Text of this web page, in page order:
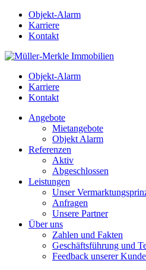
Objekt-Alarm
Karriere
Kontakt
Objekt-Alarm
Karriere
Kontakt
Angebote
Mietangebote
Objekt Alarm
Referenzen
Aktiv
Abgeschlossen
Leistungen
Unser
Anfragen
Unsere Partner
Über uns
Zahlen und Fakten
Geschäftsführung und
Feedback unserer